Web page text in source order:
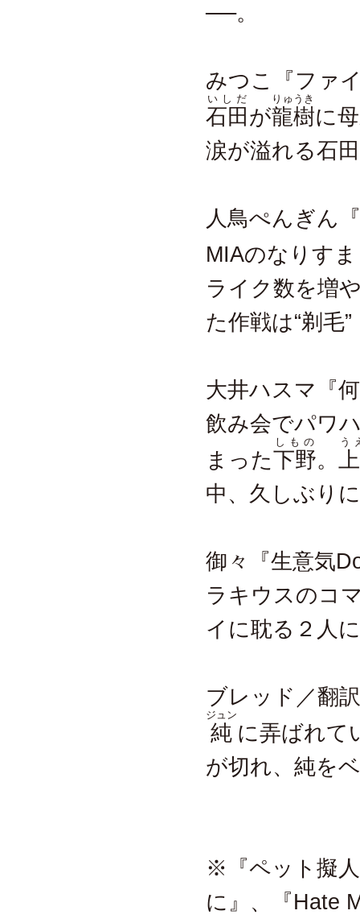
──。
みつこ『ファ
石田
いしだ
が龍樹
りゅうき
に
涙が溢れる石
人鳥ぺんぎん
MIAのなりす
ライク数を増
た作戦は“剃毛”
大井ハスマ『
飲み会でパワ
まった下野
しもの
。
う
中、久しぶり
御々『生意気
ラキウスのコ
イに耽る２人
ブレッド／翻
純
ジュン
に弄ばれて
が切れ、純を
※『ペット擬
に』、『Hate